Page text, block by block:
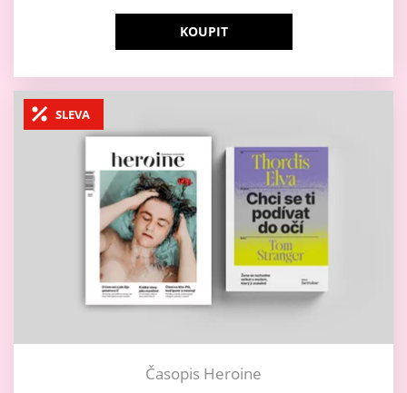
KOUPIT
SLEVA
Časopis Heroine